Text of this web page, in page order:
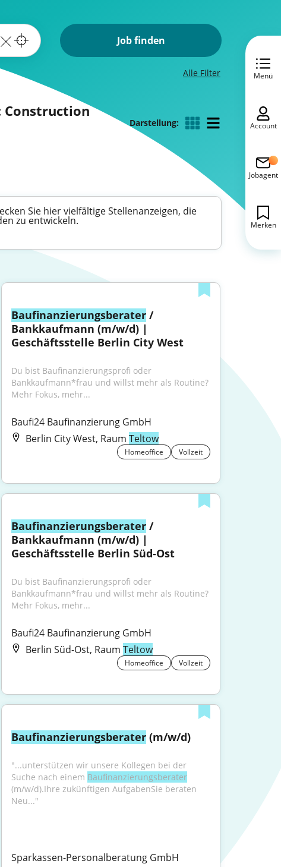
Job finden
Alle Filter
Construction
Darstellung:
Sie hier vielfältige Stellenanzeigen, die
zu entwickeln.
Baufinanzierungsberater /
Bankkaufmann (m/w/d) |
Geschäftsstelle Berlin City West
Du bist Baufinanzierungsprofi oder
Bankkaufmann*frau und willst mehr als Routine?
Mehr Fokus, mehr...
Baufi24 Baufinanzierung GmbH
Berlin City West, Raum Teltow
Homeoffice Vollzeit
Baufinanzierungsberater /
Bankkaufmann (m/w/d) |
Geschäftsstelle Berlin Süd-Ost
Du bist Baufinanzierungsprofi oder
Bankkaufmann*frau und willst mehr als Routine?
Mehr Fokus, mehr...
Baufi24 Baufinanzierung GmbH
Berlin Süd-Ost, Raum Teltow
Homeoffice Vollzeit
Baufinanzierungsberater (m/w/d)
"...unterstützen wir unsere Kollegen bei der
Suche nach einem Baufinanzierungsberater
(m/w/d).Ihre zukünftigen AufgabenSie beraten
Neu..."
Sparkassen-Personalberatung GmbH
Menü
Account
Jobagent
Merken